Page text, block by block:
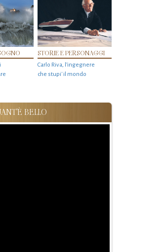
STORIE E PERSONAGGI
Carlo Riva, l’ingegnere
che stupi' il mondo
BELLO